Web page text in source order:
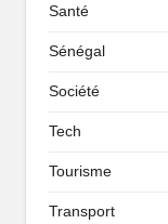
Santé
Sénégal
Société
Tech
Tourisme
Transport